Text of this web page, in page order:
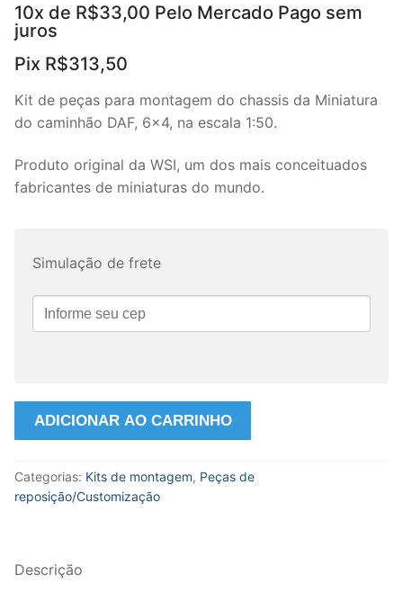
10x de R$33,00 Pelo Mercado Pago sem
juros
Pix R$313,50
Kit de peças para montagem do chassis da Miniatura
do caminhão DAF, 6×4, na escala 1:50.
Produto original da WSI, um dos mais conceituados
fabricantes de miniaturas do mundo.
Simulação de frete
DAF
6x4
1:50
ADICIONAR AO CARRINHO
Categorias: Kits de montagem, Peças de
reposição/Customização
Descrição